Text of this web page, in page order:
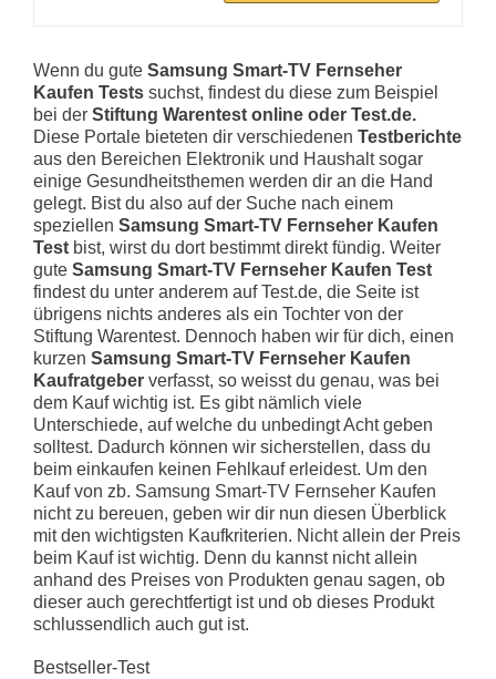
Wenn du gute Samsung Smart-TV Fernseher
Kaufen Tests suchst, findest du diese zum Beispiel
bei der Stiftung Warentest online oder Test.de.
Diese Portale bieteten dir verschiedenen Testberichte
aus den Bereichen Elektronik und Haushalt sogar
einige Gesundheitsthemen werden dir an die Hand
gelegt. Bist du also auf der Suche nach einem
speziellen Samsung Smart-TV Fernseher Kaufen
Test bist, wirst du dort bestimmt direkt fündig. Weiter
gute Samsung Smart-TV Fernseher Kaufen Test
findest du unter anderem auf Test.de, die Seite ist
übrigens nichts anderes als ein Tochter von der
Stiftung Warentest. Dennoch haben wir für dich, einen
kurzen Samsung Smart-TV Fernseher Kaufen
Kaufratgeber verfasst, so weisst du genau, was bei
dem Kauf wichtig ist. Es gibt nämlich viele
Unterschiede, auf welche du unbedingt Acht geben
solltest. Dadurch können wir sicherstellen, dass du
beim einkaufen keinen Fehlkauf erleidest. Um den
Kauf von zb. Samsung Smart-TV Fernseher Kaufen
nicht zu bereuen, geben wir dir nun diesen Überblick
mit den wichtigsten Kaufkriterien. Nicht allein der Preis
beim Kauf ist wichtig. Denn du kannst nicht allein
anhand des Preises von Produkten genau sagen, ob
dieser auch gerechtfertigt ist und ob dieses Produkt
schlussendlich auch gut ist.
Bestseller-Test